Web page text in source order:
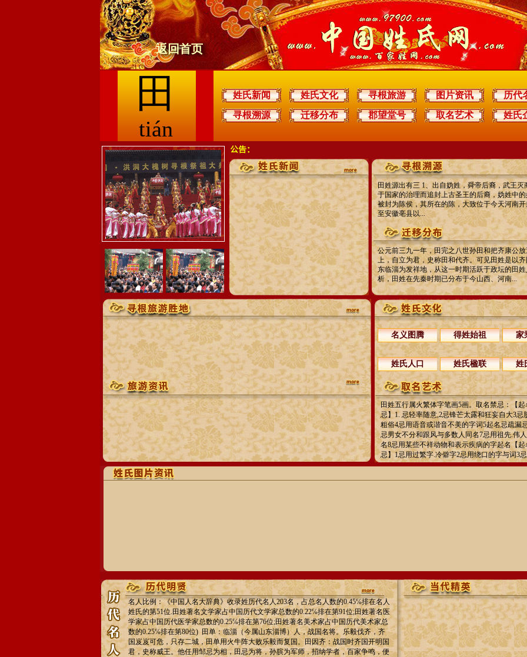
返回首页
田
tián
姓氏新闻 姓氏文化 寻根旅游 图片资讯
历代
寻根溯源
迁移分布 郡望堂号 取名艺术 姓氏
田姓源出有三 1、出自妫姓，舜帝后裔，武王灭
于国家的治理而追封上古圣王的后裔，妫姓中
被封为陈侯，其所在的陈，大致位于今天河南
至安徽亳县以...
公元前三九一年，田完之八世孙田和把齐康公
上，自立为君，史称田和代齐。可见田姓是以
东临淄为发祥地，从这一时期活跃于政坛的田
析，田姓在先秦时期已分布于今山西、河南...
名义图腾 得姓始祖 家
姓氏人口 姓氏楹联 姓
田姓五行属火繁体字笔画5画。取名禁忌：【
忌】1. 忌轻率随意,2忌锋芒太露和狂妄自大3忌
粗俗4忌用语音或谐音不美的字词5起名忌疏漏
忌男女不分和跟风与多数人同名7忌用祖先.伟
名8忌用某些不祥动物和表示疾病的字起名【
忌】1忌用过繁字.冷僻字2忌用绕口的字与词3
名人比例：《中国人名大辞典》收录姓历代名人203名，占总名人数的0.45℅排在名人
姓氏的第51位.田姓著名文学家占中国历代文学家总数的0.22℅排在第91位;田姓著名医
学家占中国历代医学家总数的0.25℅排在第76位;田姓著名美术家占中国历代美术家总
数的0.25℅排在第80位) 田单：临淄（今属山东淄博）人，战国名将。乐毅伐齐，齐
国岌岌可危，只存二城，田单用火牛阵大败乐毅而复国。田因齐：战国时齐国开明国
君，史称威王。他任用邹忌为相，田忌为将，孙膑为军师，招纳学者，百家争鸣，便